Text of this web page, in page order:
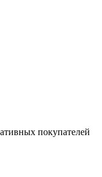
покупателей